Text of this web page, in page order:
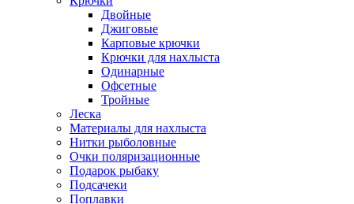
Двойные
Джиговые
Карповые крючки
Крючки для нахлыста
Одинарные
Офсетные
Тройные
Леска
Материалы для нахлыста
Нитки рыболовные
Очки поляризационные
Подарок рыбаку
Подсачеки
Поплавки